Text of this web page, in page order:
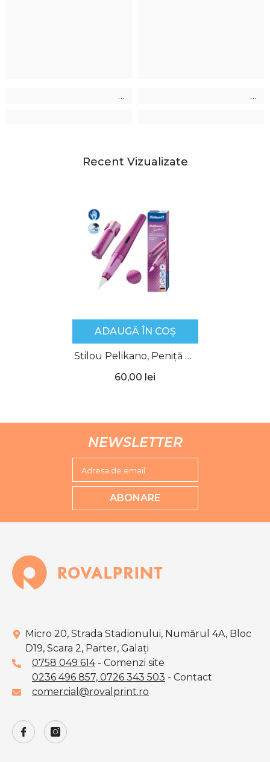
Recent Vizualizate
ADAUGĂ ÎN COȘ
Stilou Pelikano, Peniță M,
Motiv Stardust, Pelikan
60,00 lei
NEWSLETTER
Adresa de email
ABONARE
Micro 20, Strada Stadionului, Numărul 4A, Bloc
D19, Scara 2, Parter, Galaţi
0758 049 614- Comenzi site
0236 496 857, 0726 343 503 - Contact
comercial@rovalprint.ro